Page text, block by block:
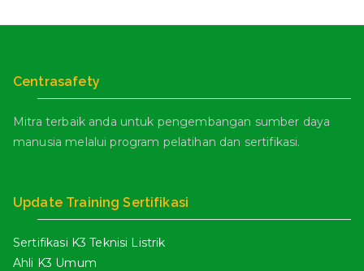
Centrasafety
Mitra terbaik anda untuk pengembangan sumber daya
manusia melalui program pelatihan dan sertifikasi.
Update Training Sertifikasi
Sertifikasi K3 Teknisi Listrik
Ahli K3 Umum